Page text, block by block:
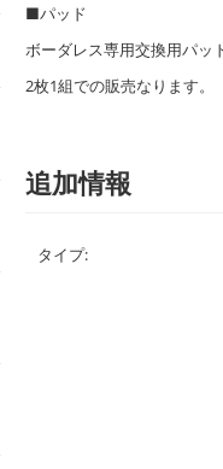
■パッド
ボーダレス専用交換用パッ
2枚1組での販売なります。
追加情報
タイプ: